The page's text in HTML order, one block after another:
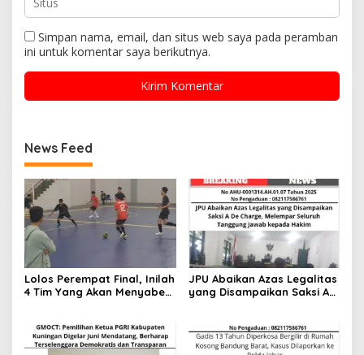
Simpan nama, email, dan situs web saya pada peramban
ini untuk komentar saya berikutnya.
News Feed
Lolos Perempat Final, Inilah
4 Tim Yang Akan Menyabet
JPU Abaikan Azas Legalitas
yang Disampaikan Saksi A
kepada Hakim